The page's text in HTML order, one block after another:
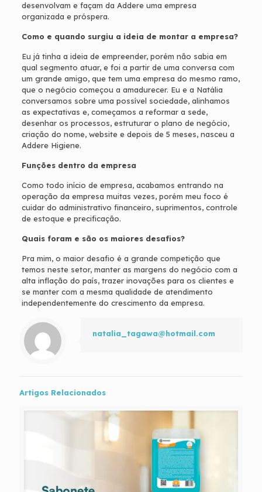
desenvolvam e façam da Addere uma empresa
organizada e próspera.
Como e quando surgiu a ideia de montar a empresa?
Eu já tinha a ideia de empreender, porém não sabia em
qual segmento atuar, e foi a partir de uma conversa com
um grande amigo, que tem uma empresa do mesmo ramo,
que o negócio começou a amadurecer. Eu e a Natália
conversamos sobre uma possível sociedade, alinhamos
as expectativas e, começamos a reformar a sede,
desenhar os processos, estruturar o plano de negócio,
criação do nome, website e depois de 5 meses, nasceu a
Addere Higiene.
Funções dentro da empresa
Como todo início de empresa, acabamos entrando na
operação da empresa muitas vezes, porém meu foco é
cuidar do administrativo financeiro, suprimentos, controle
de estoque e precificação.
Quais foram e são os maiores desafios?
Pra mim, o maior desafio é a grande competição que
temos neste setor, manter as margens do negócio com a
alta inflação do país, trazer inovações para os clientes e
se manter com a mesma qualidade de atendimento
independentemente do crescimento da empresa.
natalia_tagawa@hotmail.com
Artigos Relacionados